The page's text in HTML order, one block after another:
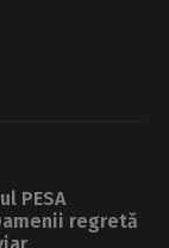
PESA
regretă